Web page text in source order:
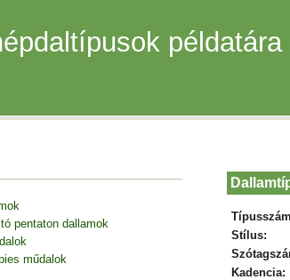
példatára
pentaton dallamok
műdalok
Stílus:
Kadencia: